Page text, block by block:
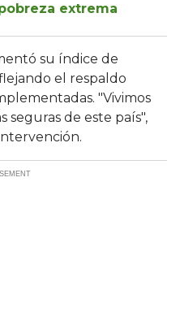
extrema
su índice de
el respaldo
"Vivimos
seguras de este país",